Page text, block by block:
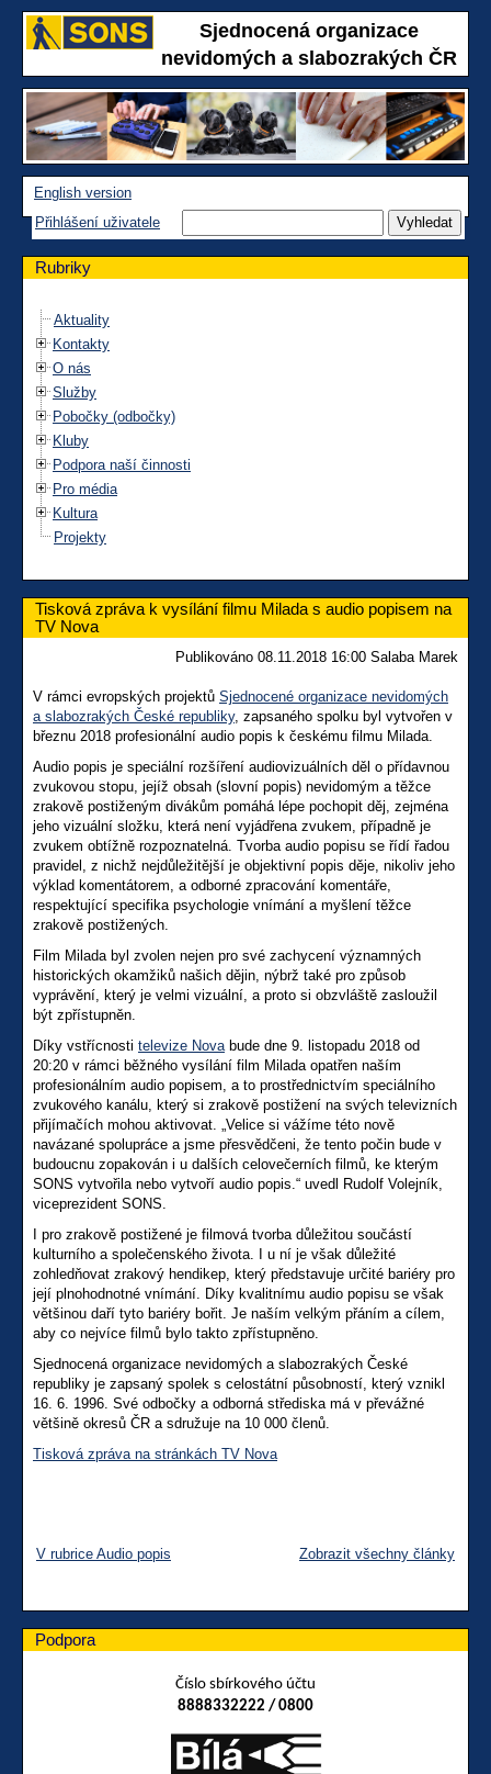
Sjednocená organizace
nevidomých a slabozrakých ČR
English version
Přihlášení uživatele
Rubriky
Aktuality
Kontakty
O nás
Služby
Pobočky (odbočky)
Kluby
Podpora naší činnosti
Pro média
Kultura
Projekty
Tisková zpráva k vysílání filmu Milada s audio popisem na
TV Nova
Publikováno 08.11.2018 16:00 Salaba Marek
V rámci evropských projektů Sjednocené organizace nevidomých
a slabozrakých České republiky, zapsaného spolku byl vytvořen v
březnu 2018 profesionální audio popis k českému filmu Milada.
Audio popis je speciální rozšíření audiovizuálních děl o přídavnou
zvukovou stopu, jejíž obsah (slovní popis) nevidomým a těžce
zrakově postiženým divákům pomáhá lépe pochopit děj, zejména
jeho vizuální složku, která není vyjádřena zvukem, případně je
zvukem obtížně rozpoznatelná. Tvorba audio popisu se řídí řadou
pravidel, z nichž nejdůležitější je objektivní popis děje, nikoliv jeho
výklad komentátorem, a odborné zpracování komentáře,
respektující specifika psychologie vnímání a myšlení těžce
zrakově postižených.
Film Milada byl zvolen nejen pro své zachycení významných
historických okamžiků našich dějin, nýbrž také pro způsob
vyprávění, který je velmi vizuální, a proto si obzvláště zasloužil
být zpřístupněn.
Díky vstřícnosti televize Novabude dne 9. listopadu 2018 od
20:20 v rámci běžného vysílání film Milada opatřen naším
profesionálním audio popisem, a to prostřednictvím speciálního
zvukového kanálu, který si zrakově postižení na svých televizních
přijímačích mohou aktivovat. „Velice si vážíme této nově
navázané spolupráce a jsme přesvědčeni, že tento počin bude v
budoucnu zopakován i u dalších celovečerních filmů, ke kterým
SONS vytvořila nebo vytvoří audio popis.“ uvedl Rudolf Volejník,
viceprezident SONS.
I pro zrakově postižené je filmová tvorba důležitou součástí
kulturního a společenského života. I u ní je však důležité
zohledňovat zrakový hendikep, který představuje určité bariéry pro
její plnohodnotné vnímání. Díky kvalitnímu audio popisu se však
většinou daří tyto bariéry bořit. Je naším velkým přáním a cílem,
aby co nejvíce filmů bylo takto zpřístupněno.
Sjednocená organizace nevidomých a slabozrakých České
republiky je zapsaný spolek s celostátní působností, který vznikl
16. 6. 1996. Své odbočky a odborná střediska má v převážné
většině okresů ČR a sdružuje na 10 000 členů.
Tisková zpráva na stránkách TV Nova
V rubrice Audio popis Zobrazit všechny články
Podpora
Číslo sbírkového účtu
8888332222 / 0800